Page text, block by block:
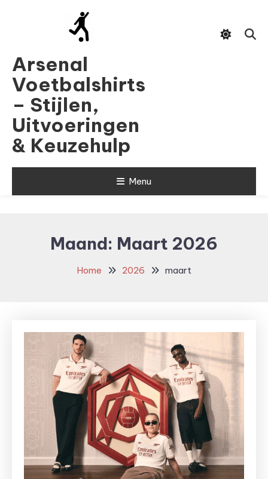
Arsenal
Voetbalshirts
– Stijlen,
Uitvoeringen
& Keuzehulp
Menu
Maand: Maart 2026
Home 2026 maart